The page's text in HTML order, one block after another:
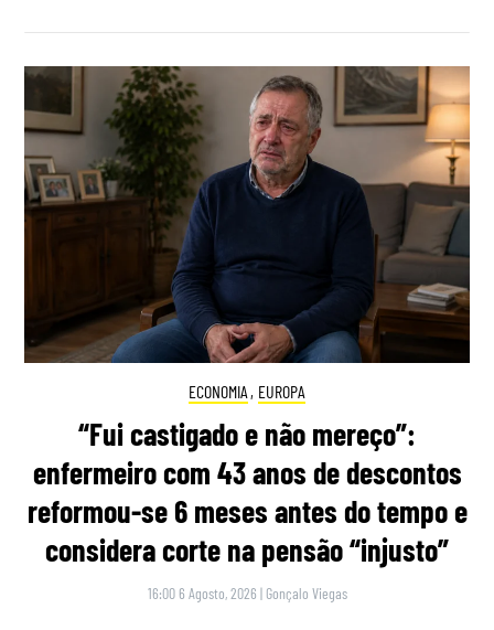
ECONOMIA , EUROPA
“Fui castigado e não mereço”:
enfermeiro com 43 anos de descontos
reformou-se 6 meses antes do tempo e
considera corte na pensão “injusto”
16:00 6 Agosto, 2026 | Gonçalo Viegas